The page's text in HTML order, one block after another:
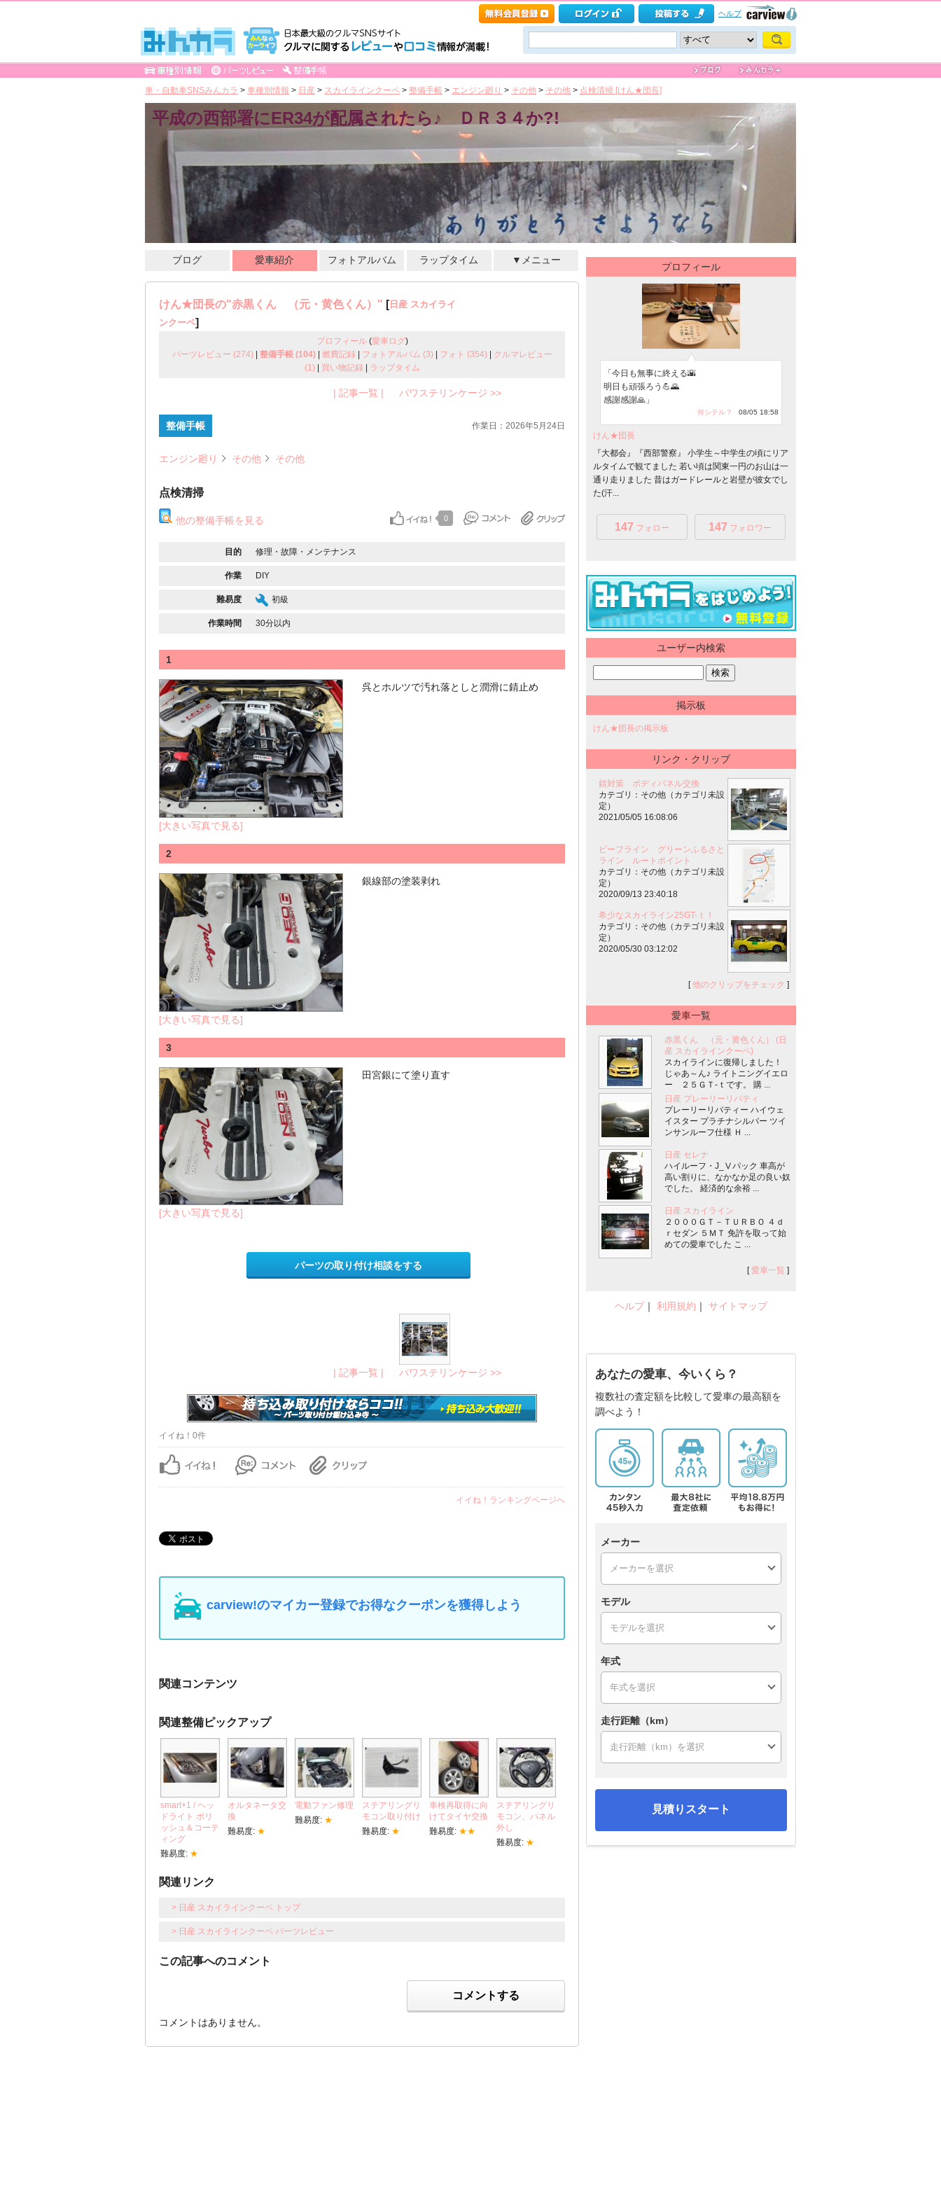
ヘルプ
車・自動車SNSみんカラ > 車種別情報 > 日産 > スカイラインクーペ > 整備手帳 > エンジン廻り > その他 > その他 > 点検清掃 [けん★団長]
平成の西部署にER34が配属されたら♪ ＤＲ３４か?!
ブログ 愛車紹介 フォトアルバム ラップタイム ▼メニュー
けん★団長の"赤黒くん （元・黄色くん）" [ 日産 スカイライ
ンクーペ]
プロフィール(愛車ログ)
パーツレビュー (274)
整備手帳 (104)| 燃費記録 フォトアルバム (3) フォト (354)
クルマレビュー
(1)
買い物記録 ラップタイム
| 記事一覧 | パワステリンケージ >>
整備手帳 作業日：2026年5月24日
エンジン廻り その他 その他
点検清掃
他の整備手帳を見る 0
目的 修理・故障・メンテナンス
作業 DIY
難易度 初級
作業時間 30分以内
1
[大きい写真で見る]
呉とホルツで汚れ落としと潤滑に錆止め
2
[大きい写真で見る]
銀線部の塗装剥れ
3
[大きい写真で見る]
田宮銀にて塗り直す
パーツの取り付け相談をする
| 記事一覧 | パワステリンケージ >>
イイね！0件
イイね！ランキングページへ
carview!のマイカー登録でお得なクーポンを獲得しよう
関連コンテンツ
関連整備ピックアップ
smart+1 / ヘッ
ドライト ポリ
ッシュ＆コーテ
ィング
難易度: ★
オルタネータ交
換
難易度: ★
電動ファン修理
難易度: ★
ステアリングリ
モコン取り付け
難易度: ★
車検再取得に向
けてタイヤ交換
難易度: ★★
ステアリングリ
モコン、パネル
外し
難易度: ★
関連リンク
> 日産 スカイラインクーペ トップ
> 日産 スカイラインクーペ パーツレビュー
この記事へのコメント
コメントする
コメントはありません。
プロフィール
「今日も無事に終える🌇
明日も頑張ろう💪🌄
感謝感謝🙏」
何シテル？ 08/05 18:58
けん★団長
『大都会』『西部警察』 小学生～中学生の頃にリア
ルタイムで観てました 若い頃は関東一円のお山は一
通り走りました 昔はガードレールと岩壁が彼女でし
た(汗...
147 フォロー 147 フォロワー
ユーザー内検索
掲示板
けん★団長の掲示板
リンク・クリップ
錆対策 ボディパネル交換
カテゴリ：その他（カテゴリ未設
定）
2021/05/05 16:08:06
ビーフライン グリーンふるさと
ライン ルートポイント
カテゴリ：その他（カテゴリ未設
定）
2020/09/13 23:40:18
希少なスカイライン25GT-ｔ！
カテゴリ：その他（カテゴリ未設
定）
2020/05/30 03:12:02
[他のクリップをチェック ]
愛車一覧
赤黒くん （元・黄色くん） (日
産 スカイラインクーペ)
スカイラインに復帰しました！
じゃあ～ん♪ ライトニングイエロ
ー ２５ＧＴ-ｔです。 購 ...
日産 プレーリーリバティ
プレーリーリバティー ハイウェ
イスター プラチナシルバー ツイ
ンサンルーフ仕様 Ｈ ...
日産 セレナ
ハイルーフ・J_Ⅴパック 車高が
高い割りに、なかなか足の良い奴
でした。 経済的な余裕 ...
日産 スカイライン
２０００ＧＴ－ＴＵＲＢＯ ４ｄ
ｒセダン ５ＭＴ 免許を取って始
めての愛車でした こ ...
[愛車一覧 ]
ヘルプ｜ 利用規約 ｜ サイトマップ
あなたの愛車、今いくら？
複数社の査定額を比較して愛車の最高額を
調べよう！
メーカー
モデル
年式
走行距離（km）
見積りスタート